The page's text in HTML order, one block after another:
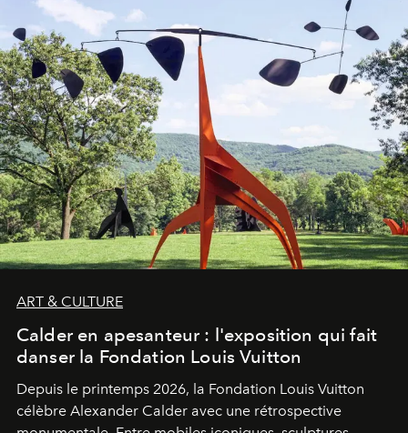
ART & CULTURE
Calder en apesanteur : l'exposition qui fait
danser la Fondation Louis Vuitton
Depuis le printemps 2026, la Fondation Louis Vuitton
célèbre Alexander Calder avec une rétrospective